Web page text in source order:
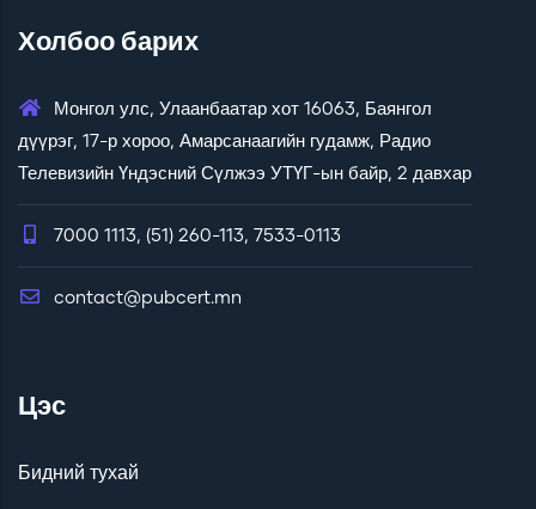
Холбоо барих
Монгол улс, Улаанбаатар хот 16063, Баянгол
дүүрэг, 17-р хороо, Амарсанаагийн гудамж, Радио
Телевизийн Үндэсний Сүлжээ УТҮГ-ын байр, 2 давхар
7000 1113, (51) 260-113, 7533-0113
contact@pubcert.mn
Цэс
Бидний тухай